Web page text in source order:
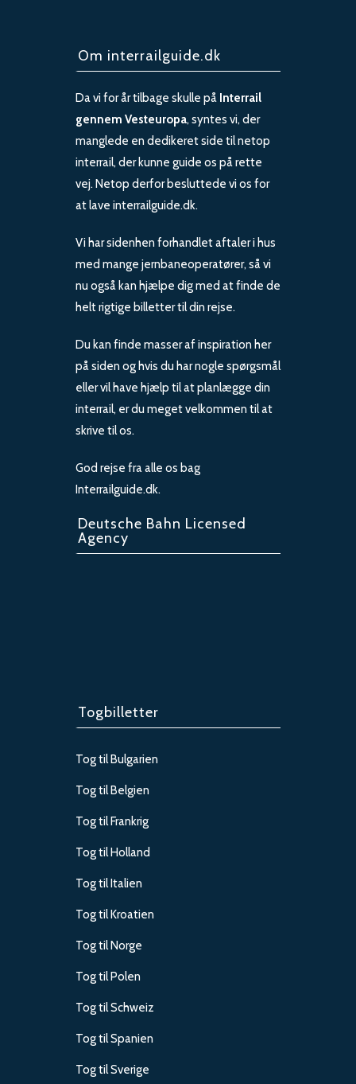
Om interrailguide.dk
Da vi for år tilbage skulle på Interrail
gennem Vesteuropa, syntes vi, der
manglede en dedikeret side til netop
interrail, der kunne guide os på rette
vej. Netop derfor besluttede vi os for
at lave interrailguide.dk.
Vi har sidenhen forhandlet aftaler i hus
med mange jernbaneoperatører, så vi
nu også kan hjælpe dig med at finde de
helt rigtige billetter til din rejse.
Du kan finde masser af inspiration her
på siden og hvis du har nogle spørgsmål
eller vil have hjælp til at planlægge din
interrail, er du meget velkommen til at
skrive til os.
God rejse fra alle os bag
Interrailguide.dk.
Deutsche Bahn Licensed
Agency
Togbilletter
Tog til Bulgarien
Tog til Belgien
Tog til Frankrig
Tog til Holland
Tog til Italien
Tog til Kroatien
Tog til Norge
Tog til Polen
Tog til Schweiz
Tog til Spanien
Tog til Sverige